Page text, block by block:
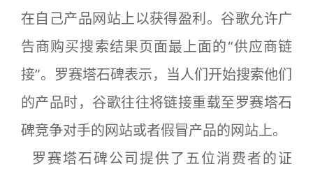
在自己产品网站上以获得盈利。谷歌允许广
告商购买搜索结果页面最上面的“供应商链
接”。罗赛塔石碑表示，当人们开始搜索他们
的产品时，谷歌往往将链接重载至罗赛塔石
碑竞争对手的网站或者假冒产品的网站上。
罗赛塔石碑公司提供了五位消费者的证